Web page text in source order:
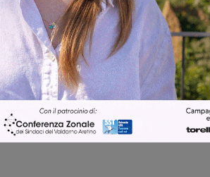
Feb 23, 2024 • 34:21
Episodio #1: Il caso
Pieralli
Jul 5, 2023 • 8:14
Chi era davvero Pieralli? E la sua morte si lega a circostanza naturali o a qualche vicenda che, ancora dopo quasi trent'anni, resta tutta da chiarire?